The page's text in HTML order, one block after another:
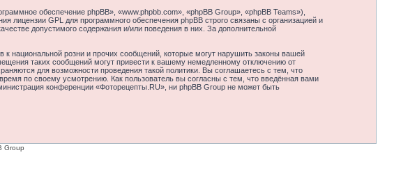
обеспечение phpBB», «www.phpbb.com», «phpBB Group», «phpBB Teams»),
лицензии GPL для программного обеспечения phpBB строго связаны с организацией и
допустимого содержания и/или поведения в них. За дополнительной
национальной розни и прочих сообщений, которые могут нарушить законы вашей
таких сообщений могут привести к вашему немедленному отключению от
для возможности проведения такой политики. Вы соглашаетесь с тем, что
по своему усмотрению. Как пользователь вы согласны с тем, что введённая вами
конференции «Фоторецепты.RU», ни phpBB Group не может быть
Group